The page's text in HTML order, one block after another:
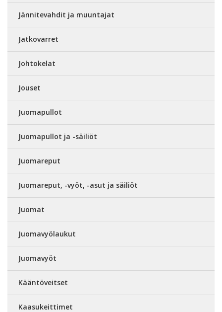
Jännitevahdit ja muuntajat
Jatkovarret
Johtokelat
Jouset
Juomapullot
Juomapullot ja -säiliöt
Juomareput
Juomareput, -vyöt, -asut ja säiliöt
Juomat
Juomavyölaukut
Juomavyöt
Kääntöveitset
Kaasukeittimet